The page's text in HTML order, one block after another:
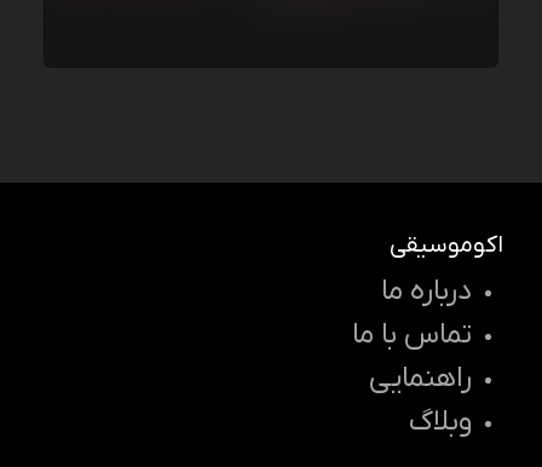
اکوموسیقی
درباره ما
تماس با ما
راهنمایی
وبلاگ